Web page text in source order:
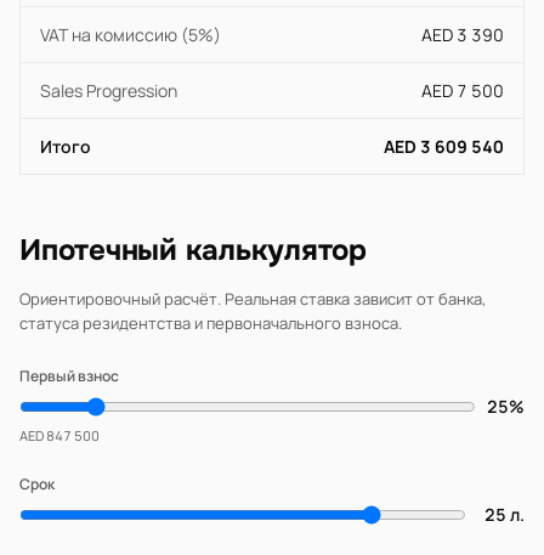
VAT на комиссию (5%) AED 3 390
Sales Progression AED 7 500
Итого AED 3 609 540
Ипотечный калькулятор
Ориентировочный расчёт. Реальная ставка зависит от банка,
статуса резидентства и первоначального взноса.
Первый взнос
25%
AED 847 500
Срок
25 л.